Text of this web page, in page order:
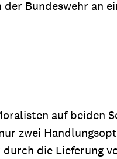
Bundeswehr an
auf beiden
zwei
die Lieferung